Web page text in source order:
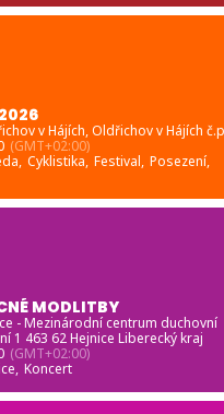
v Hájích, Oldřichov v Hájích
(GMT+02:00)
Cyklistika, Festival, Posezení,
MODLITBY
- Mezinárodní centrum duchovní
1 463 62 Hejnice Liberecký kraj
(GMT+02:00)
Koncert